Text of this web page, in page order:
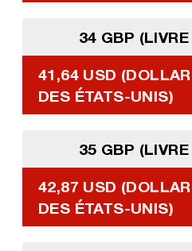
34 GBP
41,64 USD (DOLLAR
DES ÉTATS-UNIS)
35 GBP
42,87 USD (DOLLAR
DES ÉTATS-UNIS)